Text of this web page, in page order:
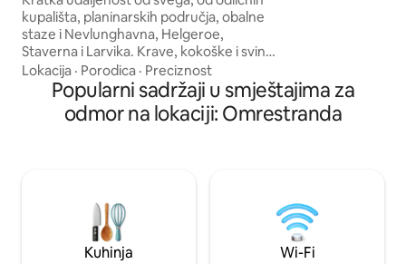
kupališta, planinarskih područja, obalne
staze i Nevlunghavna, Helgeroe,
Staverna i Larvika. Krave, kokoške i svinje
žive na otvorenom na najbližoj farmi.
Kratka udaljenost do vrta
Skjærgårdsagen s organskim povrćem i
cvijećem u vlastitoj prodavnici na farmi.
Čišćenje, odlaganje smeća i ispiranje
stanara prije odlaska (Kratka udaljenost
do opštinskih kontejnera u brvnari)
Lokacija · Porodica · Preciznost
Staverna,
odmah u blizini.
Popularni sadržaji u smještajima za
odmor na lokaciji: Omrestranda
Kuhinja Wi-Fi